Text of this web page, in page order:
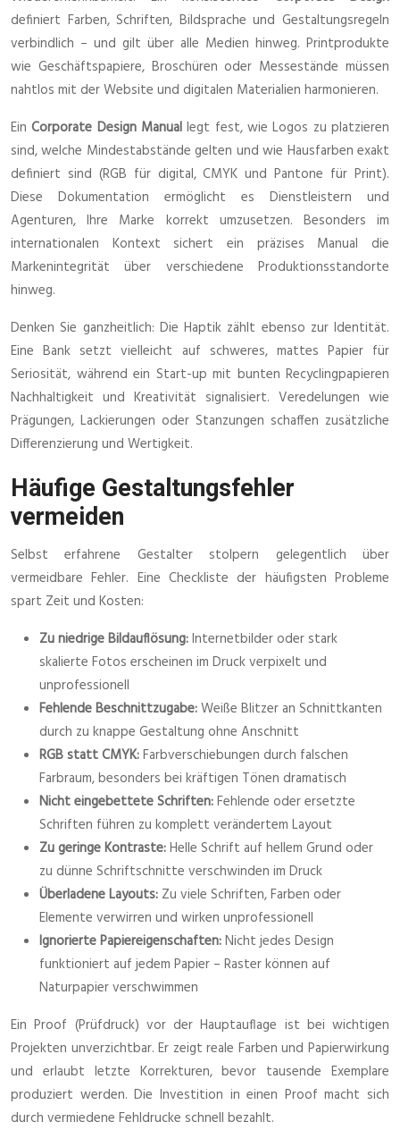
definiert Farben, Schriften, Bildsprache und Gestaltungsregeln
verbindlich – und gilt über alle Medien hinweg. Printprodukte
wie Geschäftspapiere, Broschüren oder Messestände müssen
nahtlos mit der Website und digitalen Materialien harmonieren.
EinCorporate Design Manual legt fest, wie Logos zu platzieren
sind, welche Mindestabstände gelten und wie Hausfarben exakt
definiert sind (RGB für digital, CMYK und Pantone für Print).
Diese Dokumentation ermöglicht es Dienstleistern und
Agenturen, Ihre Marke korrekt umzusetzen. Besonders im
internationalen Kontext sichert ein präzises Manual die
Markenintegrität über verschiedene Produktionsstandorte
hinweg.
Denken Sie ganzheitlich: Die Haptik zählt ebenso zur Identität.
Eine Bank setzt vielleicht auf schweres, mattes Papier für
Seriosität, während ein Start-up mit bunten Recyclingpapieren
Nachhaltigkeit und Kreativität signalisiert. Veredelungen wie
Prägungen, Lackierungen oder Stanzungen schaffen zusätzliche
Differenzierung und Wertigkeit.
Häufige Gestaltungsfehler
vermeiden
Selbst erfahrene Gestalter stolpern gelegentlich über
vermeidbare Fehler. Eine Checkliste der häufigsten Probleme
spart Zeit und Kosten:
Zu niedrige Bildauflösung:Internetbilder oder stark
skalierte Fotos erscheinen im Druck verpixelt und
unprofessionell
Fehlende Beschnittzugabe:Weiße Blitzer an Schnittkanten
durch zu knappe Gestaltung ohne Anschnitt
RGB statt CMYK:Farbverschiebungen durch falschen
Farbraum, besonders bei kräftigen Tönen dramatisch
Nicht eingebettete Schriften:Fehlende oder ersetzte
Schriften führen zu komplett verändertem Layout
Zu geringe Kontraste:Helle Schrift auf hellem Grund oder
zu dünne Schriftschnitte verschwinden im Druck
Überladene Layouts: Zu viele Schriften, Farben oder
Elemente verwirren und wirken unprofessionell
Ignorierte Papiereigenschaften:Nicht jedes Design
funktioniert auf jedem Papier – Raster können auf
Naturpapier verschwimmen
Ein Proof (Prüfdruck) vor der Hauptauflage ist bei wichtigen
Projekten unverzichtbar. Er zeigt reale Farben und Papierwirkung
und erlaubt letzte Korrekturen, bevor tausende Exemplare
produziert werden. Die Investition in einen Proof macht sich
durch vermiedene Fehldrucke schnell bezahlt.